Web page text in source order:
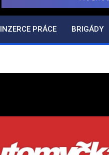
INZERCE PRÁCE BRIGÁDY